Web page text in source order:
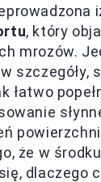
, który
mrozów.
szczegóły,
łatwo
że w
dlaczego